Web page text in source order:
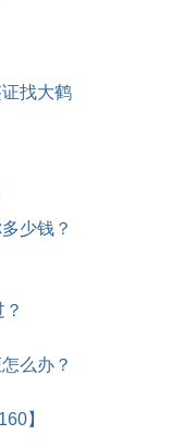
找大鹤
少钱？
么办？
】